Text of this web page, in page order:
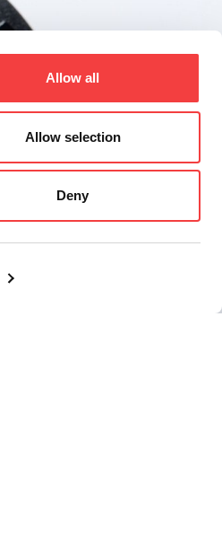
Allow all
Allow selection
Deny